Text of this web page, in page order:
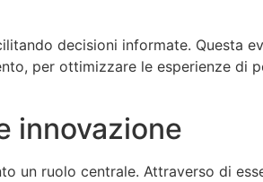
decisioni informate. Questa
per ottimizzare le esperienze di
innovazione
un ruolo centrale. Attraverso di